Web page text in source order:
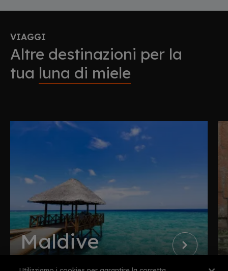
VIAGGI
Altre destinazioni per la
tua luna di miele
Maldive